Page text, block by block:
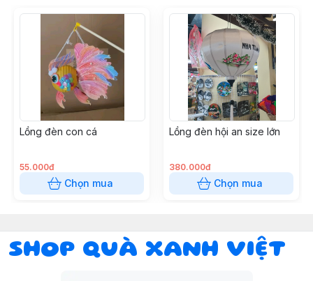
Lồng đèn con cá
55.000đ
Chọn mua
Lồng đèn hội an size lớn
380.000đ
Chọn mua
SHOP QUÀ XANH VIỆT